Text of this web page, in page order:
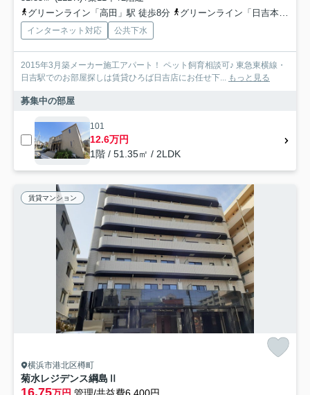
グリーンライン「高田」駅 徒歩8分
グリーンライン「日吉本町」駅 徒歩13分
インターネット対応 公共下水
2015年3月築メーカー施工アパート！ ペット飼育相談可♪ 東急東横線・
日吉駅でのお部屋探しは賃貸ひろば日吉店にお任せ下...
もっと見る
募集中の部屋
101
12.6万円
1階 / 51.35㎡ / 2LDK
賃貸マンション
横浜市港北区樽町
菊水レジデンス綱島Ⅱ
16.75万円 管理/共益費6,400円